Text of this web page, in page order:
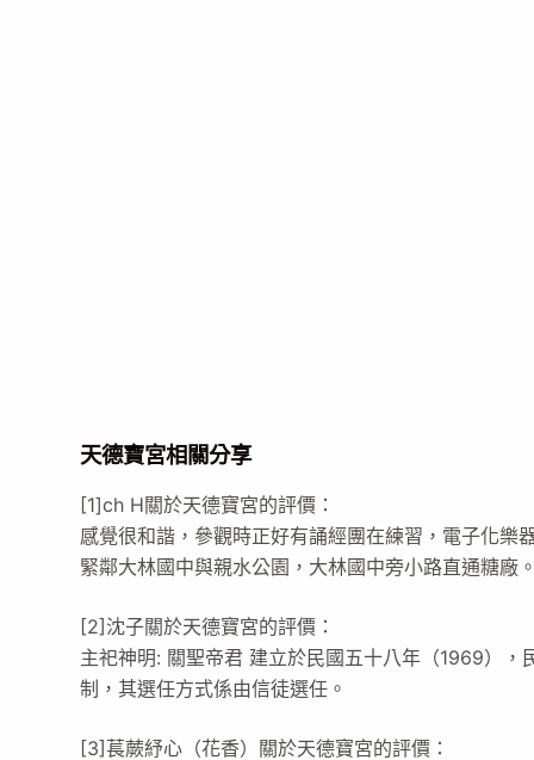
天德寶宮相關分享
[1]ch H關於天德寶宮的評價：
感覺很和諧，參觀時正好有誦經團在練習，電子化樂
緊鄰大林國中與親水公園，大林國中旁小路直通糖廠
[2]沈子關於天德寶宮的評價：
主祀神明: 關聖帝君 建立於民國五十八年（1969）
制，其選任方式係由信徒選任。
[3]萇蕨紓心（花香）關於天德寶宮的評價：